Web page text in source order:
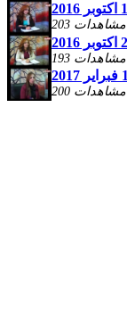
203 مشاهدات
193 مشاهدات
200 مشاهدات